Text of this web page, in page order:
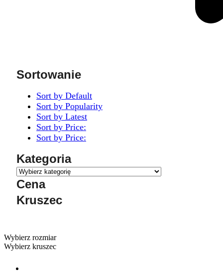
Sortowanie
Sort by Default
Sort by Popularity
Sort by Latest
Sort by Price:
Sort by Price:
Kategoria
Cena
Kruszec
Wybierz rozmiar
Wybierz kruszec